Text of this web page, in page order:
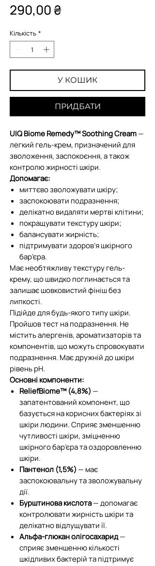
290,00 ₴
Кількість *
У КОШИК
ПРИДБАТИ
UIQ Biome Remedy™ Soothing Cream—
легкий гель-крем, призначений для
зволоження, заспокоєння, а також
контролю жирності шкіри.
Допомагає:
миттєво зволожувати шкіру;
заспокоювати подразнення;
делікатно видаляти мертві клітини;
покращувати текстуру шкіри;
балансувати жирність;
підтримувати здоров’я шкірного
бар’єра.
Має необтяжливу текстуру гель-
крему, що швидко поглинається та
залишає шовковистий фініш без
липкості.
Підійде для будь-якого типу шкіри.
Пройшов тест на подразнення. Не
містить алергенів, ароматизаторів та
компонентів, що можуть спровокувати
подразнення. Має дружній до шкіри
рівень pH.
Основні компоненти:
ReliefBiome™ (4,8%) —
запатентований компонент, що
базується на корисних бактеріях зі
шкіри людини. Сприяє зменшенню
чутливості шкіри, зміцненню
шкірного бар’єра та оздоровленню
шкіри.
Пантенол (1,5%) — має
заспокоювальну та зволожувальну
дії.
Бурштинова кислота— допомагає
контролювати жирність шкіри та
делікатно відлущувати її.
Альфа-глюкан олігосахарид—
сприяє зменшенню кількості
шкідливих бактерій та підтримує